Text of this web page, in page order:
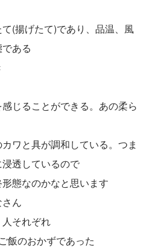
て(揚げたて)であり、品温、風
ある
じることができる。あの柔ら
ワと具が調和している。つま
透しているので
態なのかなと思います
ん
それぞれ
飯のおかずであった